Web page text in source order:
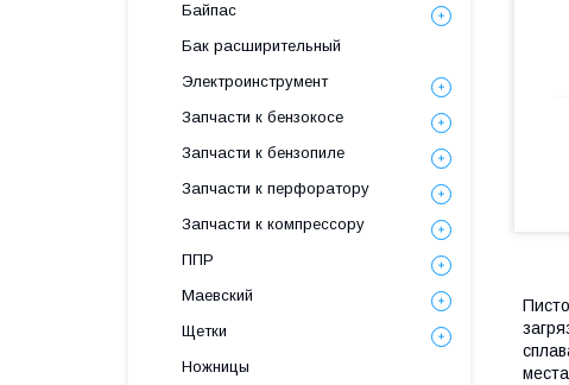
Байпас
Бак расширительный
Электроинструмент
Запчасти к бензокосе
Запчасти к бензопиле
Запчасти к перфоратору
Запчасти к компрессору
ППР
Маевский
Щетки
Ножницы